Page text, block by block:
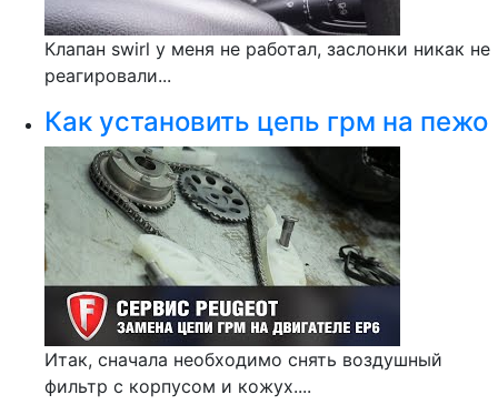
Клапан swirl у меня не работал, заслонки никак не
реагировали...
Как установить цепь грм на пежо
Итак, сначала необходимо снять воздушный
фильтр с корпусом и кожух....